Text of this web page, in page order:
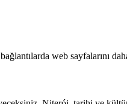
web sayfalarını